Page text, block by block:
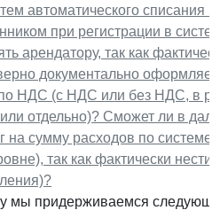
автоматического списания
при регистрации в
арендатору, так как
документально
НДС (с НДС или без НДС, в
отдельно)? Сможет ли в
на сумму расходов по
так как фактически
мы придерживаемся